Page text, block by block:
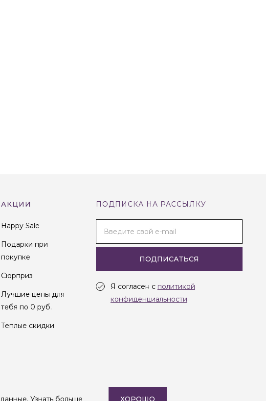
ПОДПИСКА НА РАССЫЛКУ
Введите свой e-mail
ПОДПИСАТЬСЯ
Я согласен с политикой
конфиденциальности
АКЦИИ
Happy Sale
Подарки при
покупке
Сюрприз
Лучшие цены для
тебя по 0 руб.
Теплые скидки
Создание сайта —
Узнать больше ХОРОШО